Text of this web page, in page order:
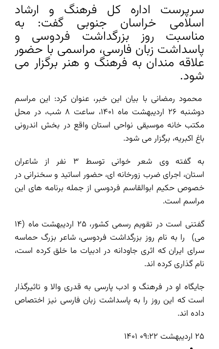
سرپرست اداره کل فرهنگ و ارشاد
اسلامی خراسان جنوبی گفت: به
مناسبت روز بزرگداشت فردوسی و
پاسداشت زبان فارسی، مراسمی با حضور
علاقه مندان به فرهنگ و هنر برگزار می
شود.
محمود رمضانی با بیان این خبر، عنوان کرد: این مراسم
دوشنبه 26 اردیبهشت ماه 1401، ساعت 8 شب، در محل
مکتب خانه موسیقی نواحی استان واقع در بخش اندرونی
باغ اکبریه، برگزار می شود.
به گفته وی شعر خوانی توسط 3 نفر از شاعران
استان، اجرای ضرب زورخانه ای، حضور اساتید و سخنرانی در
خصوص حکیم ابوالقاسم فردوسی از جمله برنامه های این
مراسم است.
گفتنی است در تقویم رسمی کشور، 25 اردیبهشت ماه (14
می) را به نام روز بزرگداشت فردوسی، شاعر بزرگ حماسه
سرای ایران که اثری جاودانه در ادبیات ما خلق کرده است،
نام گذاری کرده اند.
جایگاه او در فرهنگ و ادب پارسی به قدری والا و تاثیرگذار
است که این روز را به پاسداشت زبان فارسی نیز اختصاص
داده اند.
۲۵ اردیبهشت ۱۴۰۱ ۰۹:۲۲